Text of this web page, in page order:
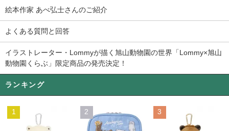
絵本作家 あべ弘士さんのご紹介
よくある質問と回答
イラストレーター・Lommyが描く旭山動物園の世界「Lommy×旭山
動物園くらぶ」限定商品の発売決定！
ランキング
1 2 3